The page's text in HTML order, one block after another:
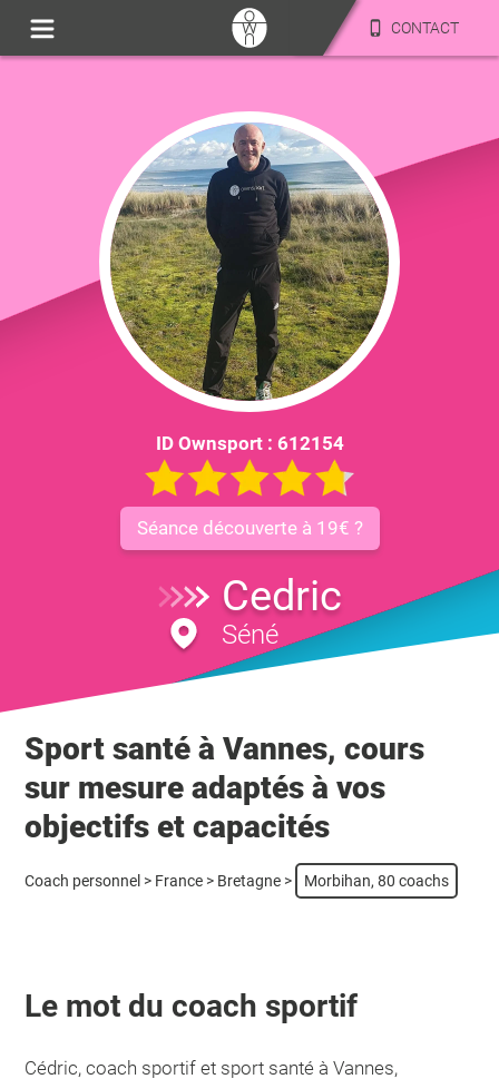
CONTACT
ID Ownsport : 612154
Séance découverte à 19€ ?
Cedric
Séné
Sport santé à Vannes, cours
sur mesure adaptés à vos
objectifs et capacités
Coach personnel > France > Bretagne > Morbihan, 80 coachs
Le mot du coach sportif
Cédric, coach sportif et sport santé à Vannes,